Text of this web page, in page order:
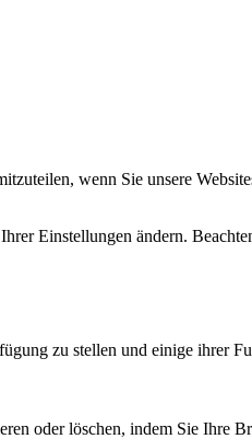
wenn Sie unsere
Einstellungen ändern.
zu stellen und einige ihrer
oder löschen, indem Sie Ihre